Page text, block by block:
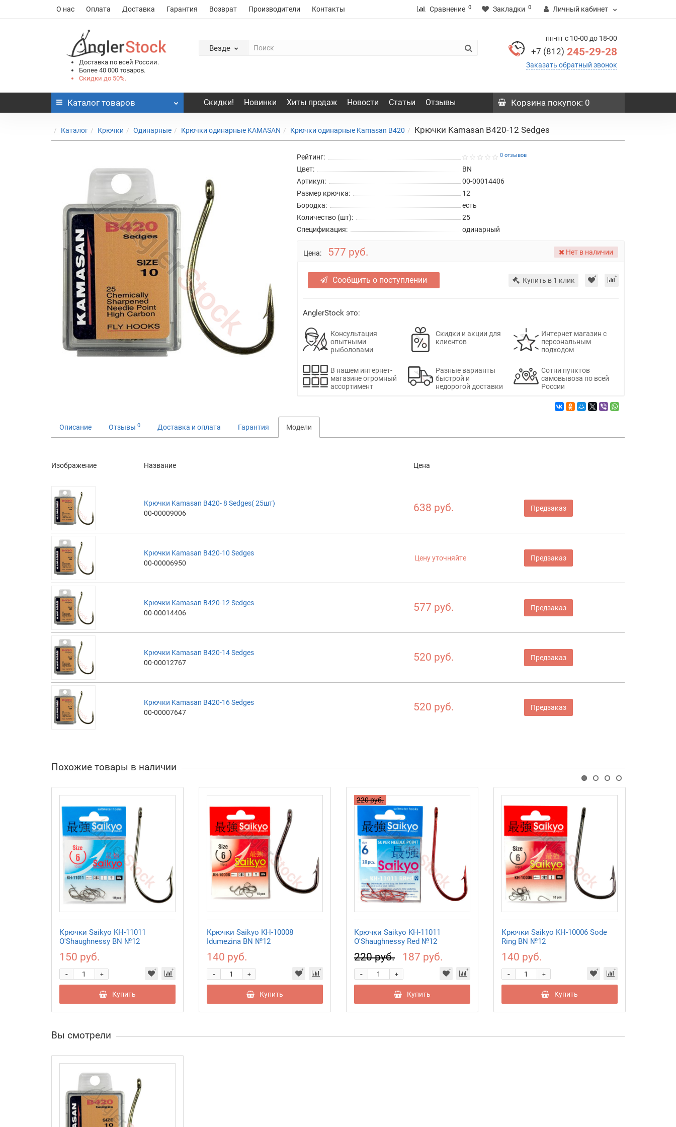
О нас Оплата Доставка Гарантия Возврат Производители Контакты Сравнение 0 Закладки 0 Личный кабинет
Доставка по всей России.
Более 40 000 товаров.
Скидки до 50%.
Везде
пн-пт с 10-00 до 18-00
+7 (812) 245-29-28
Заказать обратный звонок
Каталог товаров Скидки! Новинки Хиты продаж Новости Статьи Отзывы Корзина покупок: 0
Каталог Крючки Одинарные Крючки одинарные KAMASAN Крючки одинарные Kamasan B420 Крючки Kamasan B420-12 Sedges
Рейтинг: 0 отзывов
Цвет:
BN
Артикул:
00-00014406
Размер крючка:
12
Бородка:
есть
Количество (шт):
25
Спецификация:
одинарный
Цена: 577 руб. Нет в наличии
Сообщить о поступлении Купить в 1 клик
AnglerStock это:
Консультация
опытными
рыболовами
Скидки и акции для
клиентов
Интернет магазин с
персональным
подходом
В нашем интернет-
магазине огромный
ассортимент
Разные варианты
быстрой и
недорогой доставки
Сотни пунктов
самовывоза по всей
России
Описание Отзывы 0 Доставка и оплата Гарантия Модели
Изображение Название Цена
Крючки Kamasan B420- 8 Sedges( 25шт)
00-00009006
638 руб. Предзаказ
Крючки Kamasan B420-10 Sedges
00-00006950
Цену уточняйте Предзаказ
Крючки Kamasan B420-12 Sedges
00-00014406
577 руб. Предзаказ
Крючки Kamasan B420-14 Sedges
00-00012767
520 руб. Предзаказ
Крючки Kamasan B420-16 Sedges
00-00007647
520 руб. Предзаказ
Похожие товары в наличии
Крючки Saikyo KH-11011
O'Shaughnessy BN №12
150 руб.
+
-
Купить
Крючки Saikyo KH-10008
Idumezina BN №12
140 руб.
+
-
Купить
220 руб.
Крючки Saikyo KH-11011
O'Shaughnessy Red №12
220 руб. 187 руб.
+
-
Купить
Крючки Saikyo KH-10006 Sode
Ring BN №12
140 руб.
+
-
Купить
Вы смотрели